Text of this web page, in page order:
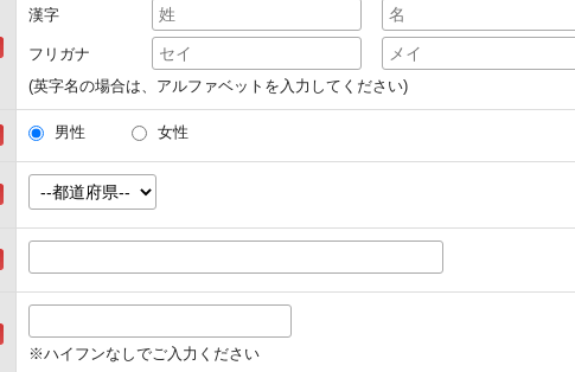
漢字
フリガナ
(英字名の場合は、アルファベットを入力してください)
男性 女性
※ハイフンなしでご入力ください